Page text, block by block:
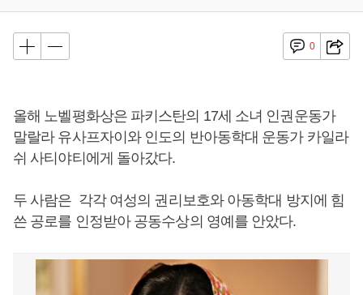
0
올해 노벨평화상은 파키스탄의 17세 소녀 인권운동가
말랄라 유사프자이와 인도의 반아동학대 운동가 카일라
쉬 사티야티에게 돌아갔다.
두 사람은 각각 여성의 권리보호와 아동학대 방지에 힘
쓴 공로를 인정받아 공동수상의 영예를 안았다.